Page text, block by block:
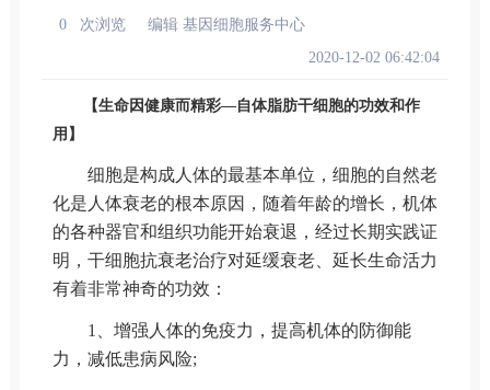
0 次浏览
编辑 基因细胞服务中心
2020-12-02 06:42:04
【生命因健康而精彩—自体脂肪干细胞的功效和作
用】
细胞是构成人体的最基本单位，细胞的自然老
化是人体衰老的根本原因，随着年龄的增长，机体
的各种器官和组织功能开始衰退，经过长期实践证
明，干细胞抗衰老治疗对延缓衰老、延长生命活力
有着非常神奇的功效：
1、增强人体的免疫力，提高机体的防御能
力，减低患病风险;